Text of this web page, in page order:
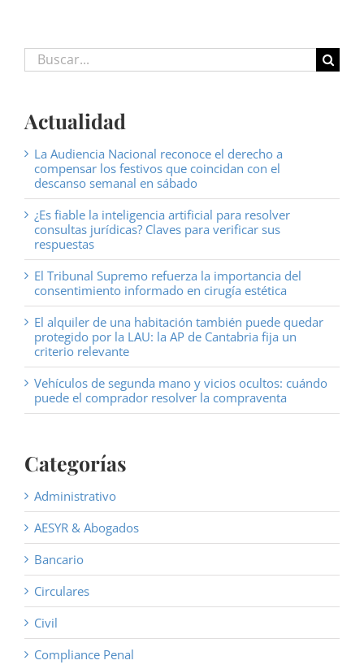
Buscar:
Actualidad
La Audiencia Nacional reconoce el derecho a
compensar los festivos que coincidan con el
descanso semanal en sábado
¿Es fiable la inteligencia artificial para resolver
consultas jurídicas? Claves para verificar sus
respuestas
El Tribunal Supremo refuerza la importancia del
consentimiento informado en cirugía estética
El alquiler de una habitación también puede quedar
protegido por la LAU: la AP de Cantabria fija un
criterio relevante
Vehículos de segunda mano y vicios ocultos: cuándo
puede el comprador resolver la compraventa
Categorías
Administrativo
AESYR & Abogados
Bancario
Circulares
Civil
Compliance Penal